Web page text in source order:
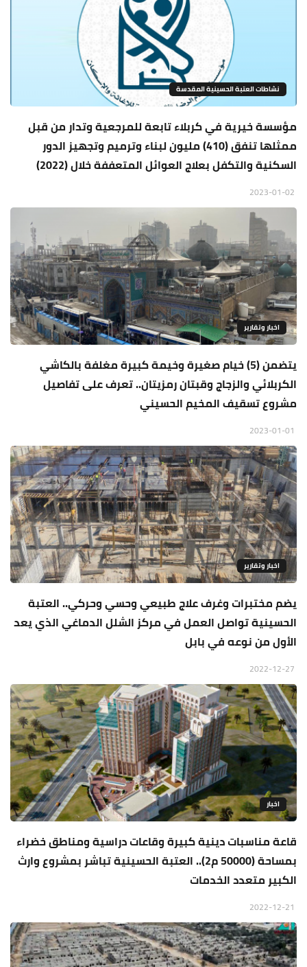
نشاطات العتبة الحسينية المقدسة
مؤسسة خيرية في كربلاء تابعة للمرجعية وتدار من قبل
ممثلها تنفق (410) مليون لبناء وترميم وتجهيز الدور
السكنية والتكفل بعلاج العوائل المتعففة خلال (2022)
اخبار وتقارير
يتضمن (5) خيام صغيرة وخيمة كبيرة مغلفة بالكاشي
الكربلائي والزجاج وقبتان رمزيتان.. تعرف على تفاصيل
مشروع تسقيف المخيم الحسيني
اخبار وتقارير
يضم مختبرات وغرف علاج طبيعي وحسي وحركي.. العتبة
الحسينية تواصل العمل في مركز الشلل الدماغي الذي يعد
الأول من نوعه في بابل
اخبار
قاعة مناسبات دينية كبيرة وقاعات دراسية ومناطق خضراء
بمساحة (50000 م2).. العتبة الحسينية تباشر بمشروع وارث
الكبير متعدد الخدمات